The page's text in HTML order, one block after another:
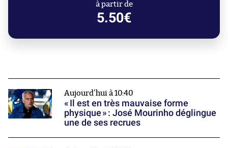
à partir de
5.50€
Aujourd'hui à 10:40
« Il est en très mauvaise forme
physique » : José Mourinho déglingue
une de ses recrues